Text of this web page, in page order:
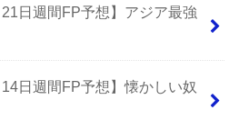
21日週間FP予想】アジア最強
日週間FP予想】懐かしい奴